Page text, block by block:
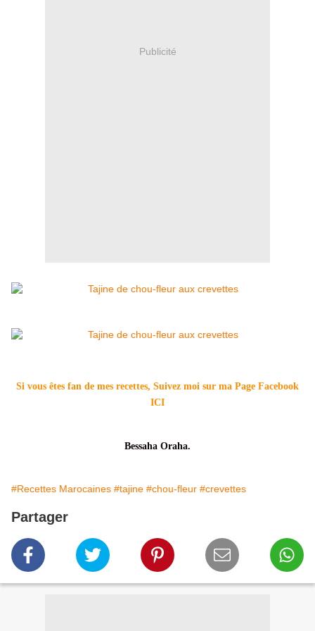
Publicité
Si vous êtes fan de mes recettes, Suivez moi sur ma Page Facebook
ICI
Bessaha Oraha.
#Recettes Marocaines #tajine #chou-fleur #crevettes
Partager